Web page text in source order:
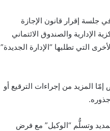
جلسة إقرار قانون الإجازة
الإدارية والصندوق الائتماني
التي تطلبها “الإدارة الجديدة”
المزيد من إجراءات الترقيع أو
وتسلُّم “الوكيل” مع فرض